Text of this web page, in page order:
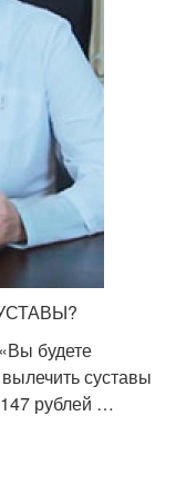
будете
суставы
рублей …